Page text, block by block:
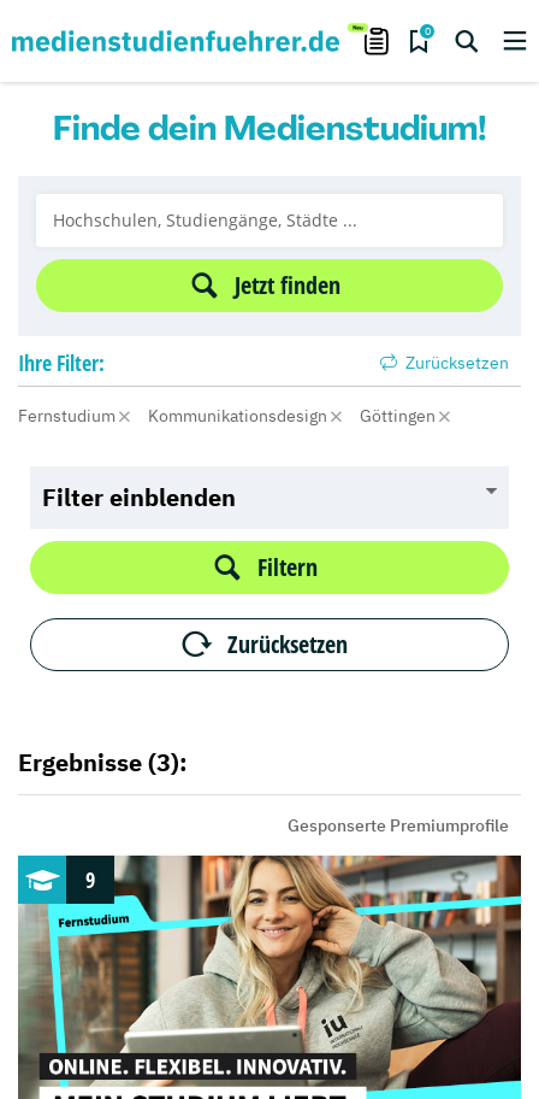
0
Finde dein Medienstudium!
Jetzt finden
Ihre Filter: Zurücksetzen
Fernstudium Kommunikationsdesign Göttingen
Filter einblenden
Filtern
Zurücksetzen
Ergebnisse (3):
Gesponserte Premiumprofile
9